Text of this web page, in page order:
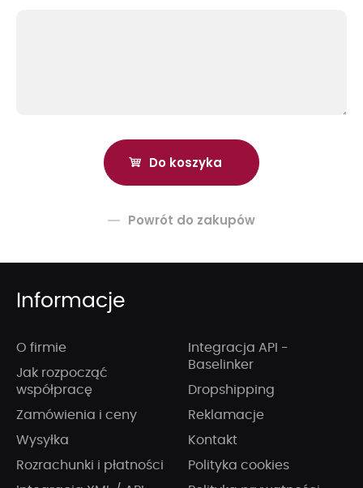
Powrót do zakupów
Informacje
O firmie
Jak rozpocząć
współpracę
Zamówienia i ceny
Wysyłka
Rozrachunki i płatności
Integracja API -
Baselinker
Dropshipping
Reklamacje
Kontakt
Polityka cookies